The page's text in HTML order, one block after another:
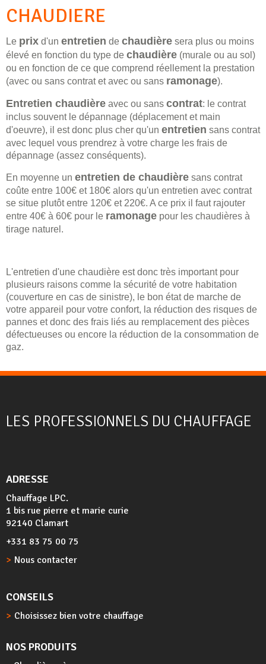
CHAUDIERE
Le prix d'un entretien de chaudière sera plus ou moins
élevé en fonction du type de chaudière (murale ou au sol)
ou en fonction de ce que comprend réellement la prestation
(avec ou sans contrat et avec ou sans ramonage).
Entretien chaudière avec ou sans contrat: le contrat
inclus souvent le dépannage (déplacement et main
d'oeuvre), il est donc plus cher qu'un entretien sans contrat
avec lequel vous prendrez à votre charge les frais de
dépannage (assez conséquents).
En moyenne un entretien de chaudière sans contrat
coûte entre 100€ et 180€ alors qu'un entretien avec contrat
se situe plutôt entre 120€ et 220€. A ce prix il faut rajouter
entre 40€ à 60€ pour le ramonage pour les chaudières à
tirage naturel.
L'entretien d'une chaudière est donc très important pour
plusieurs raisons comme la sécurité de votre habitation
(couverture en cas de sinistre), le bon état de marche de
votre appareil pour votre confort, la réduction des risques de
pannes et donc des frais liés au remplacement des pièces
défectueuses ou encore la réduction de la consommation de
gaz.
LES PROFESSIONNELS DU CHAUFFAGE
ADRESSE
Chauffage LPC.
1 bis rue pierre et marie curie
92140 Clamart
+331 83 75 00 75
Nous contacter
CONSEILS
Choisissez bien votre chauffage
NOS PRODUITS